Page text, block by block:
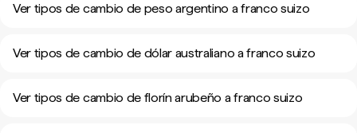
Ver tipos de cambio de peso argentino a franco suizo
Ver tipos de cambio de dólar australiano a franco suizo
Ver tipos de cambio de florín arubeño a franco suizo